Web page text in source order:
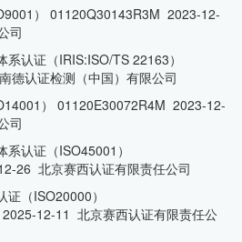
） 01120Q30143R3M 2023-12-
司
认证（IRIS:ISO/TS 22163）
德认证检测（中国）有限公司
） 01120E30072R4M 2023-12-
司
认证（ISO45001）
26 北京赛西认证有限责任公司
（ISO20000）
12-11 北京赛西认证有限责任公